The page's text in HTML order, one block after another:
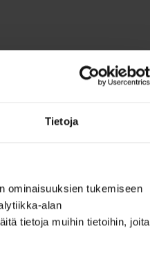
Tietoja
ominaisuuksien tukemiseen
alan
tietoja muihin tietoihin, joita